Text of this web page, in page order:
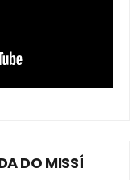
DO MISSÍ